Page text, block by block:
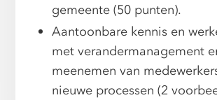
gemeente (50 punten).
Aantoonbare kennis en
met verandermanagement
meenemen van
nieuwe processen (2